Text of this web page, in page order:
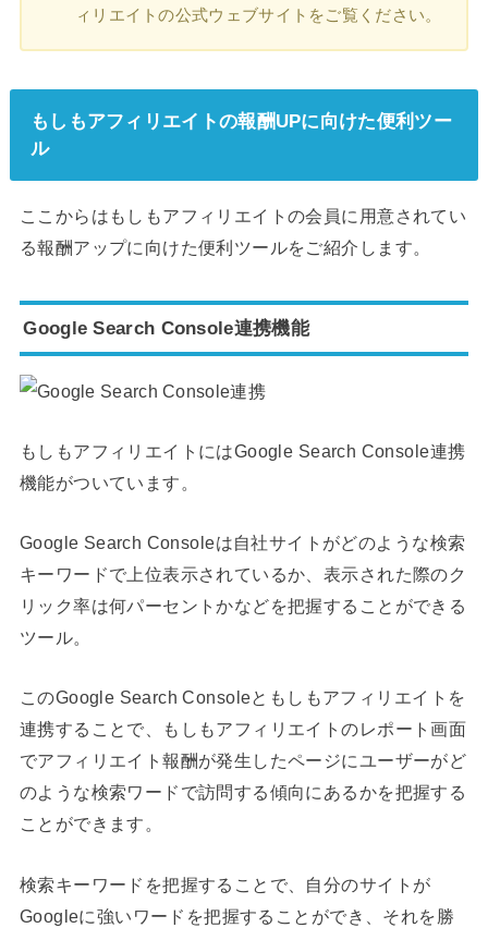
ィリエイトの公式ウェブサイトをご覧ください。
もしもアフィリエイトの報酬UPに向けた便利ツー
ル
ここからはもしもアフィリエイトの会員に用意されてい
る報酬アップに向けた便利ツールをご紹介します。
Google Search Console連携機能
もしもアフィリエイトにはGoogle Search Console連携
機能がついています。
Google Search Consoleは自社サイトがどのような検索
キーワードで上位表示されているか、表示された際のク
リック率は何パーセントかなどを把握することができる
ツール。
このGoogle Search Consoleともしもアフィリエイトを
連携することで、もしもアフィリエイトのレポート画面
でアフィリエイト報酬が発生したページにユーザーがど
のような検索ワードで訪問する傾向にあるかを把握する
ことができます。
検索キーワードを把握することで、自分のサイトが
Googleに強いワードを把握することができ、それを勝